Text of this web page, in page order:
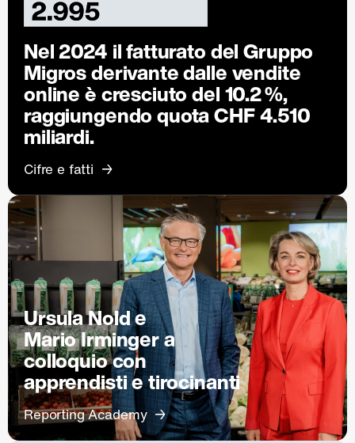
Nel 2024 il fatturato del Gruppo
Migros derivante dalle vendite
online è cresciuto del10.2 %,
raggiungendo quota CHF 4.510
miliardi.
Cifre e fatti
Ursula Nold e
Mario Irminger a
colloquio con
apprendisti e tirocinanti
Reporting Academy